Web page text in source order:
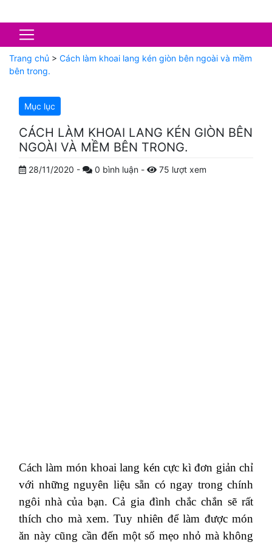
Trang chủ > Cách làm khoai lang kén giòn bên ngoài và mềm
bên trong.
Mục lục
CÁCH LÀM KHOAI LANG KÉN GIÒN BÊN
NGOÀI VÀ MỀM BÊN TRONG.
28/11/2020 - 0 bình luận - 75 lượt xem
Cách làm món khoai lang kén cực kì đơn giản chỉ
với những nguyên liệu sẵn có ngay trong chính
ngôi nhà của bạn. Cả gia đình chắc chắn sẽ rất
thích cho mà xem. Tuy nhiên để làm được món
ăn này cũng cần đến một số mẹo nhỏ mà không